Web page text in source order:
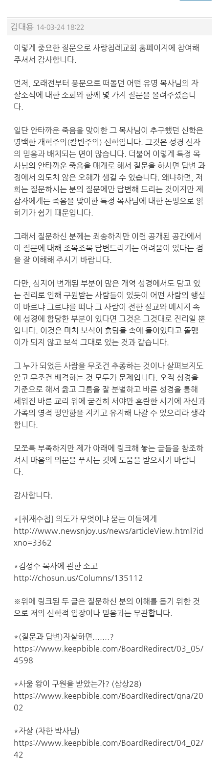
김대용 14-03-24 18:22
이렇게 중요한 질문으로 사랑침례교회 홈페이지에 참여해
주셔서 감사합니다.
먼저, 오래전부터 풍문으로 떠돌던 어떤 유명 목사님의 자
살소식에 대한 소회와 함께 몇 가지 질문을 올려주셨습니
다.
일단 안타까운 죽음을 맞이한 그 목사님이 추구했던 신학은
명백한 개혁주의(칼빈주의) 신학입니다. 그것은 성경 신자
의 믿음과 배치되는 면이 많습니다. 더불어 이렇게 특정 목
사님의 안타까운 죽음을 매개로 해서 질문을 하시면 답변 과
정에서 의도치 않은 오해가 생길 수 있습니다. 왜냐하면, 저
희는 질문하시는 분의 질문에만 답변해 드리는 것이지만 제
삼자에게는 죽음을 맞이한 특정 목사님에 대한 논평으로 읽
히기가 쉽기 때문입니다.
그래서 질문하신 분께는 죄송하지만 이런 공개된 공간에서
이 질문에 대해 조목조목 답변드리기는 어려움이 있다는 점
을 잘 이해해 주시기 바랍니다.
다만, 심지어 변개된 부분이 많은 개역 성경에서도 담고 있
는 진리로 인해 구원받는 사람들이 있듯이 어떤 사람의 행실
이 바르냐 그르냐를 떠나 그 사람이 전한 설교와 메시지 속
에 성경에 합당한 부분이 있다면 그것은 그것대로 진리일 뿐
입니다. 이것은 마치 보석이 흙탕물 속에 들어있다고 돌멩
이가 되지 않고 보석 그대로 있는 것과 같습니다.
그 누가 되었든 사람을 무조건 추종하는 것이나 살펴보지도
않고 무조건 배격하는 것 모두가 문제입니다. 오직 성경을
기준으로 해서 옳고 그름을 잘 분별하고 바른 성경을 통해
세워진 바른 교리 위에 굳건히 서야만 혼란한 시기에 자신과
가족의 영적 평안함을 지키고 유지해 나갈 수 있으리라 생각
합니다.
모쪼록 부족하지만 제가 아래에 링크해 놓는 글들을 참조하
셔서 마음의 의문을 푸시는 것에 도움을 받으시기 바랍니
다.
감사합니다.
*[취재수첩] 의도가 무엇이냐 묻는 이들에게
http://www.newsnjoy.us/news/articleView.html?id
xno=3362
*김성수 목사에 관한 소고
http://chosun.us/Columns/135112
※위에 링크된 두 글은 질문하신 분의 이해를 돕기 위한 것
으로 저의 신학적 입장이나 믿음과는 무관합니다.
*(질문과 답변)자살하면.......?
https://www.keepbible.com/BoardRedirect/03_05/
4598
*사울 왕이 구원을 받았는가? (삼상28)
https://www.keepbible.com/BoardRedirect/qna/20
02
*자살 (차한 박사님)
https://www.keepbible.com/BoardRedirect/04_02/
42